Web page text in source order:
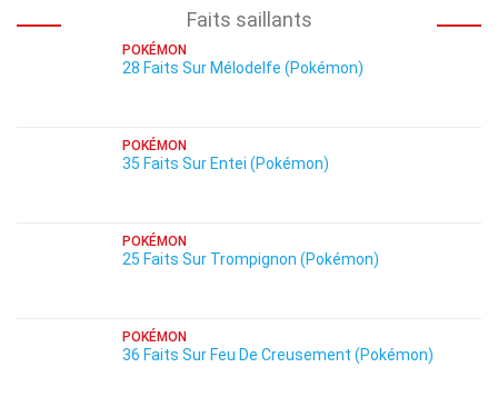
Faits saillants
POKÉMON
28 Faits Sur Mélodelfe (Pokémon)
POKÉMON
35 Faits Sur Entei (Pokémon)
POKÉMON
25 Faits Sur Trompignon (Pokémon)
POKÉMON
36 Faits Sur Feu De Creusement (Pokémon)